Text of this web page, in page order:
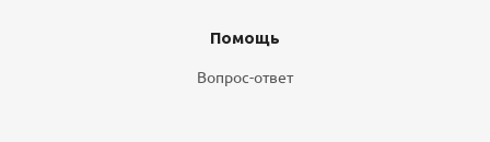
Помощь
Вопрос-ответ